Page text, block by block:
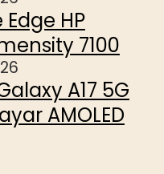
HP
7100
A17 5G
AMOLED